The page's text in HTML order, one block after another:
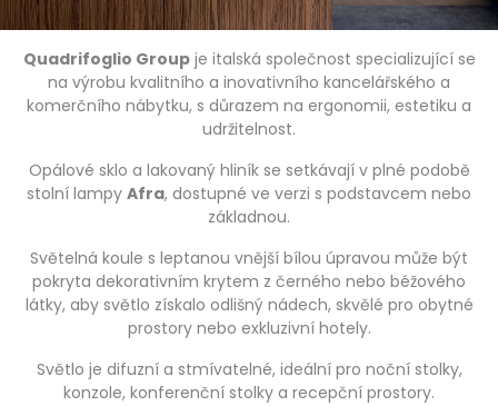
Quadrifoglio Groupje italská společnost specializující se
na výrobu kvalitního a inovativního kancelářského a
komerčního nábytku, s důrazem na ergonomii, estetiku a
udržitelnost.
Opálové sklo a lakovaný hliník se setkávají v plné podobě
stolní lampy Afra, dostupné ve verzi s podstavcem nebo
základnou.
Světelná koule s leptanou vnější bílou úpravou může být
pokryta dekorativním krytem z černého nebo béžového
látky, aby světlo získalo odlišný nádech, skvělé pro obytné
prostory nebo exkluzivní hotely.
Světlo je difuzní a stmívatelné, ideální pro noční stolky,
konzole, konferenční stolky a recepční prostory.